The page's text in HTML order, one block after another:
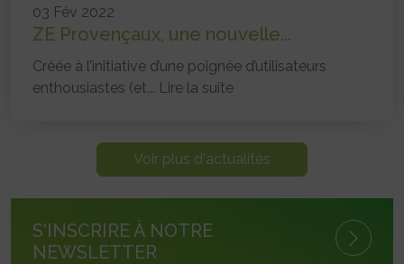
03 Fév 2022
ZE Provençaux, une nouvelle...
Créée à l’initiative d’une poignée d’utilisateurs
enthousiastes (et... Lire la suite
Voir plus d'actualités
S'INSCRIRE À NOTRE
NEWSLETTER